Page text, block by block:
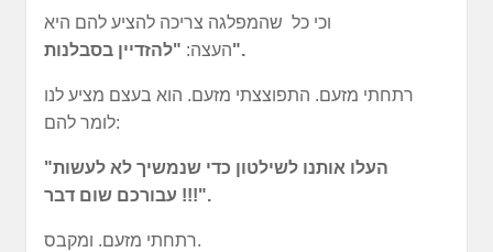
וכי כל שהמפלגה צריכה להציע להם היא
העצה:"להזדיין בסבלנות".
רתחתי מזעם. התפוצצתי מזעם. הוא בעצם מציע לנו
לומר להם:
"העלו אותנו לשילטון כדי שנמשיך לא לעשות
עבורכם שום דבר !!!".
רתחתי מזעם. ומקבס.